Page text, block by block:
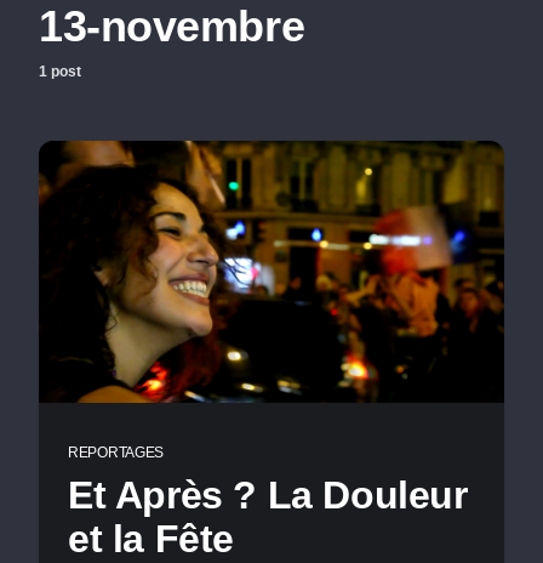
13-novembre
1 post
REPORTAGES
Et Après ? La Douleur
et la Fête